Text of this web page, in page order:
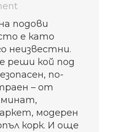
подови
е като
неизвестни.
реши кой под
по-
– от
модерен
корк. И още